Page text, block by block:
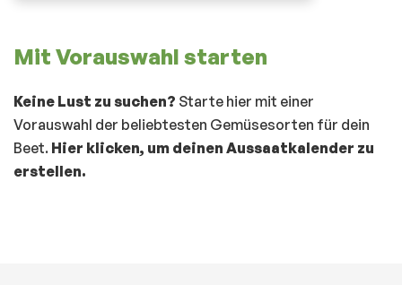
Mit Vorauswahl starten
Keine Lust zu suchen? Starte hier mit einer
Vorauswahl der beliebtesten Gemüsesorten für dein
Beet. Hier klicken, um deinen Aussaatkalender zu
erstellen.